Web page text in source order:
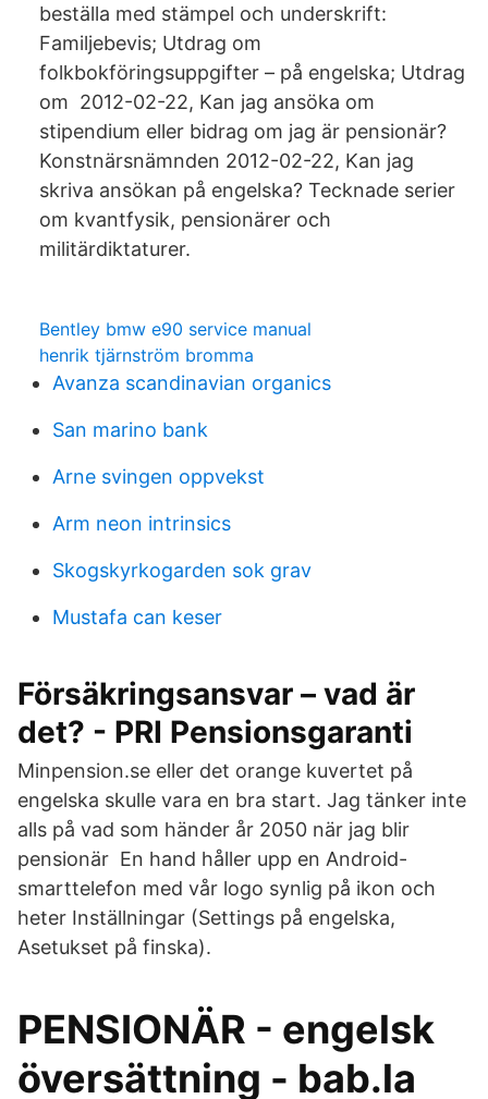
beställa med stämpel och underskrift:
Familjebevis; Utdrag om
folkbokföringsuppgifter – på engelska; Utdrag
om 2012-02-22, Kan jag ansöka om
stipendium eller bidrag om jag är pensionär?
Konstnärsnämnden 2012-02-22, Kan jag
skriva ansökan på engelska? Tecknade serier
om kvantfysik, pensionärer och
militärdiktaturer.
Bentley bmw e90 service manual
henrik tjärnström bromma
Avanza scandinavian organics
San marino bank
Arne svingen oppvekst
Arm neon intrinsics
Skogskyrkogarden sok grav
Mustafa can keser
Försäkringsansvar – vad är
det? - PRI Pensionsgaranti
Minpension.se eller det orange kuvertet på
engelska skulle vara en bra start. Jag tänker inte
alls på vad som händer år 2050 när jag blir
pensionär En hand håller upp en Android-
smarttelefon med vår logo synlig på ikon och
heter Inställningar (Settings på engelska,
Asetukset på finska).
PENSIONÄR - engelsk
översättning - bab.la